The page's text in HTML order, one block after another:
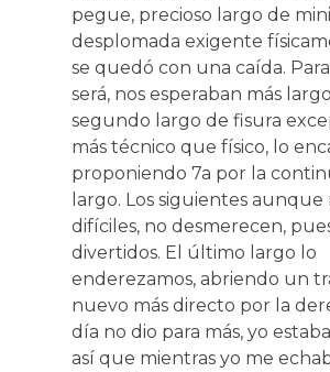
pegue, precioso largo de
desplomada exigente
se quedó con una caída.
será, nos esperaban más
segundo largo de fisura
más técnico que físico, lo
proponiendo 7a por la
largo. Los siguientes aunque
difíciles, no desmerecen,
divertidos. El último largo lo
enderezamos, abriendo un
nuevo más directo por la
día no dio para más, yo
así que mientras yo me